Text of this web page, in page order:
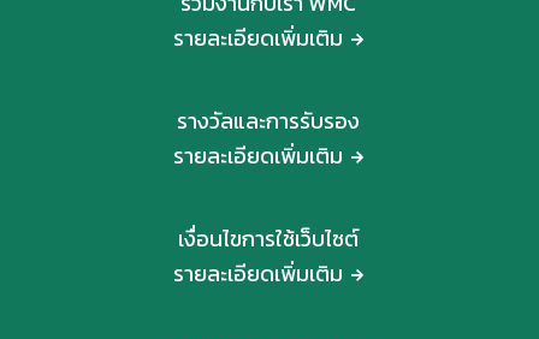
รายละเอียดเพิ่มเติม
รางวัลและการรับรอง
รายละเอียดเพิ่มเติม
เงื่อนไขการใช้เว็บไซต์
รายละเอียดเพิ่มเติม